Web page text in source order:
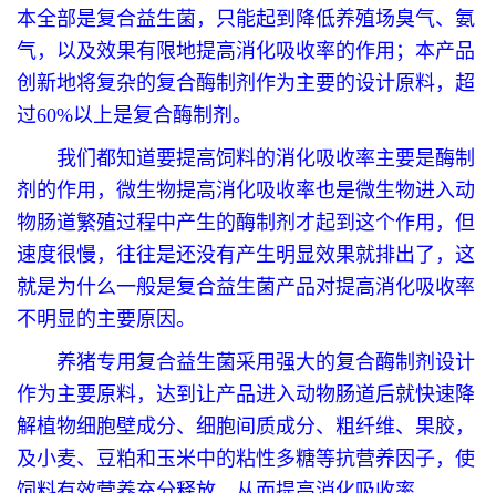
本全部是复合益生菌，只能起到降低养殖场臭气、氨
气，以及效果有限地提高消化吸收率的作用；本产品
创新地将复杂的复合酶制剂作为主要的设计原料，超
过60%以上是复合酶制剂。
我们都知道要提高饲料的消化吸收率主要是酶制
剂的作用，微生物提高消化吸收率也是微生物进入动
物肠道繁殖过程中产生的酶制剂才起到这个作用，但
速度很慢，往往是还没有产生明显效果就排出了，这
就是为什么一般是复合益生菌产品对提高消化吸收率
不明显的主要原因。
养猪专用复合益生菌采用强大的复合酶制剂设计
作为主要原料，达到让产品进入动物肠道后就快速降
解植物细胞壁成分、细胞间质成分、粗纤维、果胶，
及小麦、豆粕和玉米中的粘性多糖等抗营养因子，使